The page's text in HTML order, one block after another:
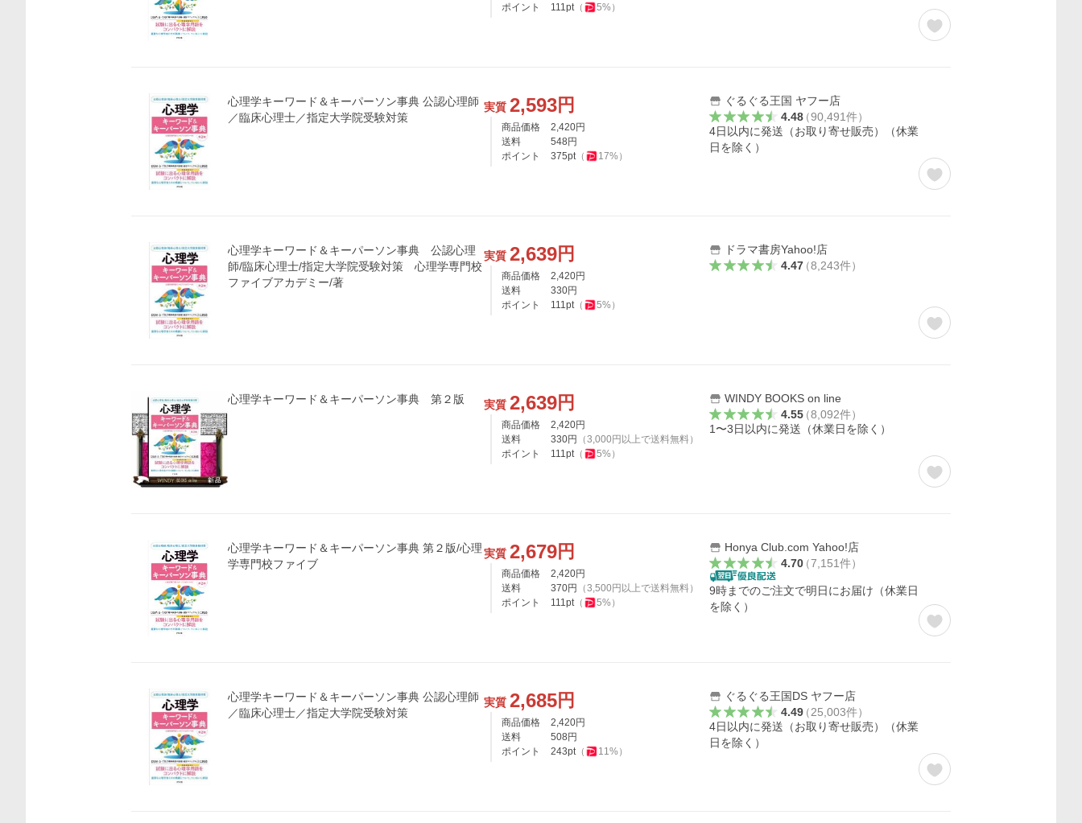
ポイント
111pt（ 5%）
心理学キーワード＆キーパーソン事典 公認心理師
／臨床心理士／指定大学院受験対策
実質 2,593円
商品価格 2,420円
送料
548 円
ポイント
375pt（ 17%）
ぐるぐる王国 ヤフー店
4.48（90,491件）
4日以内に発送（お取り寄せ販売）（休業
日を除く）
心理学キーワード＆キーパーソン事典 公認心理
師/臨床心理士/指定大学院受験対策 心理学専門校
ファイブアカデミー/著
実質 2,639円
商品価格 2,420円
送料
330円
ポイント
111pt（ 5%）
ドラマ書房Yahoo!店
4.47（8,243件）
心理学キーワード＆キーパーソン事典 第２版 実質 2,639円
商品価格 2,420円
送料
330円 （3,000 円以上で送料無料）
ポイント
111pt（ 5%）
WINDY BOOKS on line
4.55（8,092件）
1〜3日以内に発送（休業日を除く）
心理学キーワード＆キーパーソン事典 第２版/心理
学専門校ファイブ
実質 2,679円
商品価格 2,420円
送料
370円 （3,500 円以上で送料無料）
ポイント
111pt（ 5%）
Honya Club.com Yahoo!店
4.70（7,151件）
9時までのご注文で明日にお届け（休業日
を除く）
心理学キーワード＆キーパーソン事典 公認心理師
／臨床心理士／指定大学院受験対策
実質 2,685円
商品価格 2,420円
送料
508 円
ポイント
243pt（ 11%）
ぐるぐる王国DS ヤフー店
4.49（25,003件）
4日以内に発送（お取り寄せ販売）（休業
日を除く）